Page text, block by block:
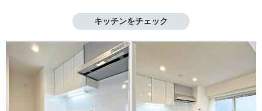
キッチンをチェック